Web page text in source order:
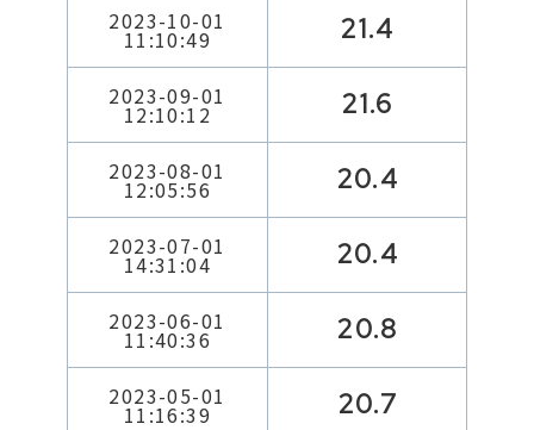
2023-10-01
11:10:49 21.4
2023-09-01
12:10:12 21.6
2023-08-01
12:05:56 20.4
2023-07-01
14:31:04 20.4
2023-06-01
11:40:36 20.8
2023-05-01
11:16:39 20.7